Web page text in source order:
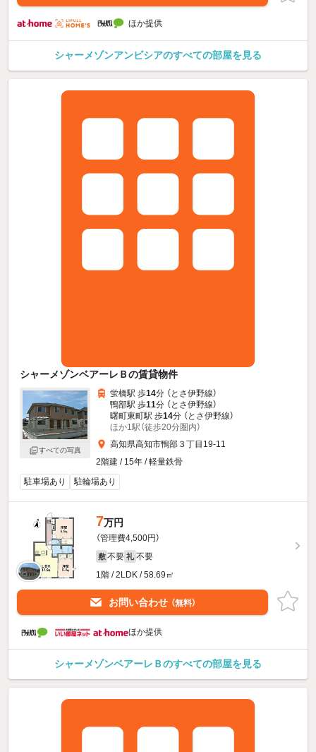
ほか提供
シャーメゾンアンビシアのすべての部屋を見る
シャーメゾンベアーレＢの賃貸物件
すべての写真
蛍橋駅 歩14分 （とさ伊野線）
鴨部駅 歩11分 （とさ伊野線）
曙町東町駅 歩14分 （とさ伊野線）
ほか1駅（徒歩20分圏内）
高知県高知市鴨部３丁目19-11
2階建 / 15年 / 軽量鉄骨
駐車場あり
駐輪場あり
7万円
（管理費4,500円）
敷 不要 礼 不要
1階 / 2LDK / 58.69㎡
お問い合わせ （無料）
ほか提供
シャーメゾンベアーレＢのすべての部屋を見る